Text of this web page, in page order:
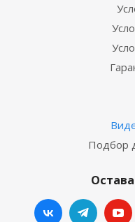
Подбор